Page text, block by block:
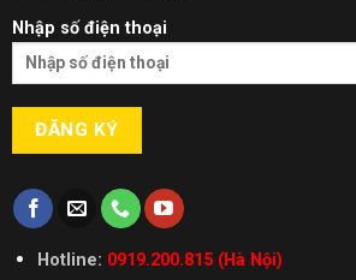
Nhập số điện thoại
Hotline: 0919.200.815 (Hà Nội)